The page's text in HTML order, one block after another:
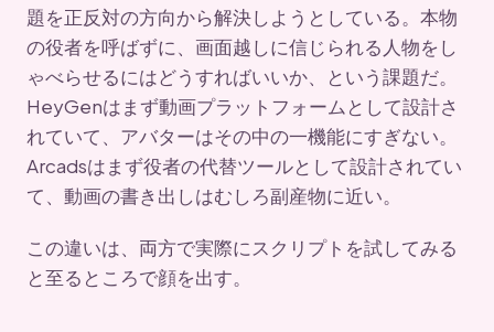
題を正反対の方向から解決しようとしている。本物
の役者を呼ばずに、画面越しに信じられる人物をし
ゃべらせるにはどうすればいいか、という課題だ。
HeyGenはまず動画プラットフォームとして設計さ
れていて、アバターはその中の一機能にすぎない。
Arcadsはまず役者の代替ツールとして設計されてい
て、動画の書き出しはむしろ副産物に近い。
この違いは、両方で実際にスクリプトを試してみる
と至るところで顔を出す。